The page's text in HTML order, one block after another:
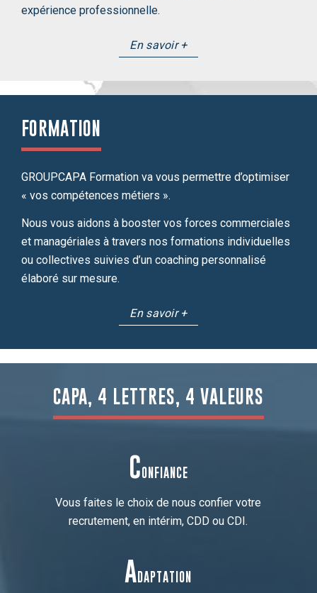
expérience professionnelle.
En savoir +
FORMATION
GROUPCAPA Formation va vous permettre d’optimiser
« vos compétences métiers ».
Nous vous aidons à booster vos forces commerciales
et managériales à travers nos formations individuelles
ou collectives suivies d’un coaching personnalisé
élaboré sur mesure.
En savoir +
CAPA, 4 LETTRES, 4 VALEURS
CONFIANCE
Vous faites le choix de nous confier votre
recrutement, en intérim, CDD ou CDI.
ADAPTATION